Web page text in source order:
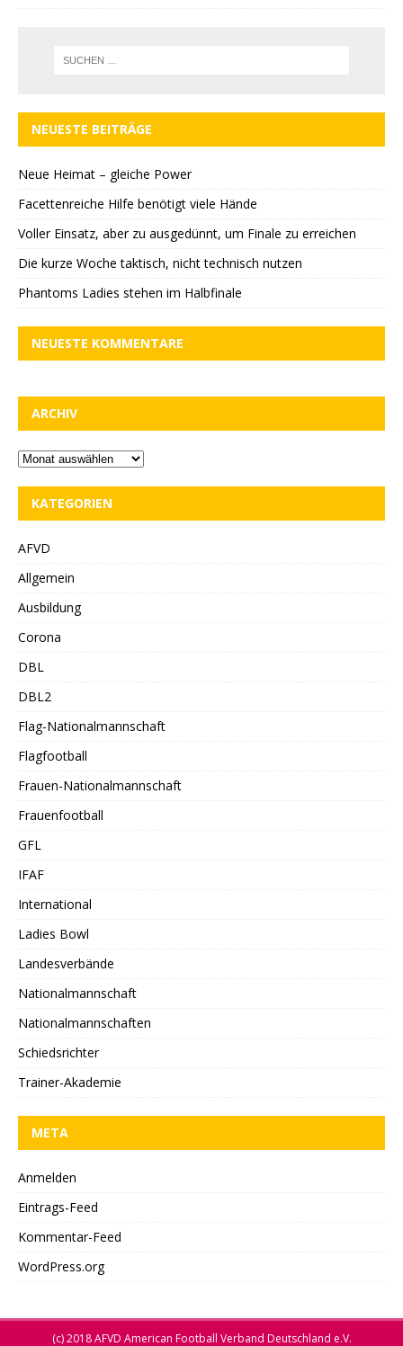
NEUESTE BEITRÄGE
Neue Heimat – gleiche Power
Facettenreiche Hilfe benötigt viele Hände
Voller Einsatz, aber zu ausgedünnt, um Finale zu erreichen
Die kurze Woche taktisch, nicht technisch nutzen
Phantoms Ladies stehen im Halbfinale
NEUESTE KOMMENTARE
ARCHIV
KATEGORIEN
AFVD
Allgemein
Ausbildung
Corona
DBL
DBL2
Flag-Nationalmannschaft
Flagfootball
Frauen-Nationalmannschaft
Frauenfootball
GFL
IFAF
International
Ladies Bowl
Landesverbände
Nationalmannschaft
Nationalmannschaften
Schiedsrichter
Trainer-Akademie
META
Anmelden
Eintrags-Feed
Kommentar-Feed
WordPress.org
(c) 2018 AFVD American Football Verband Deutschland e.V.